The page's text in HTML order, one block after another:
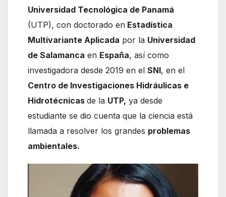
Universidad Tecnológica de Panamá
(UTP), con doctorado en Estadística
Multivariante Aplicada por la Universidad
de Salamanca en España, así como
investigadora desde 2019 en el SNI, en el
Centro de Investigaciones Hidráulicas e
Hidrotécnicas de la UTP, ya desde
estudiante se dio cuenta que la ciencia está
llamada a resolver los grandes problemas
ambientales.